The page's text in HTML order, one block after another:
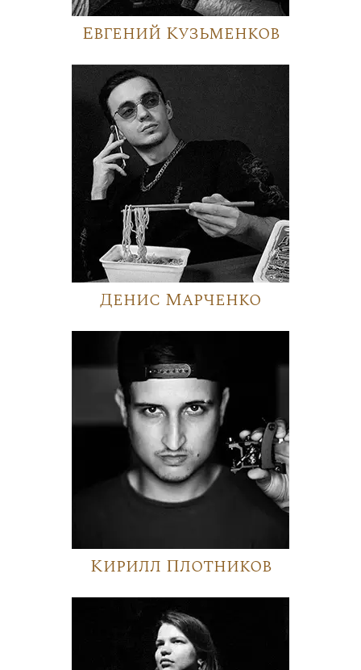
Евгений Кузьменков
Денис Марченко
Кирилл Плотников